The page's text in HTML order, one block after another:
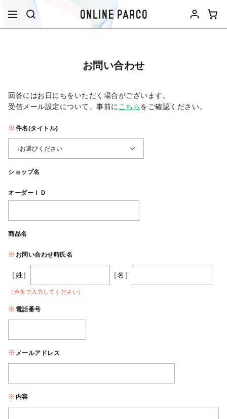
お問い合わせ
回答にはお日にちをいただく場合がございます。
受信メール設定について、事前に こちらをご確認ください。​
件名(タイトル)
ショップ名
オーダーＩＤ
商品名
お問い合わせ時氏名
［姓］ ［名］
（全角で入力してください）
電話番号
メールアドレス
内容